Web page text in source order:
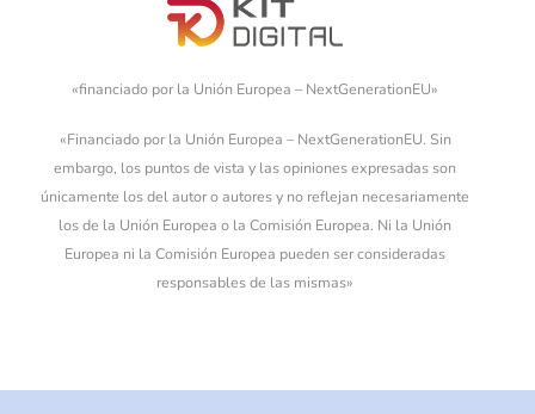
«financiado por la Unión Europea – NextGenerationEU»
«Financiado por la Unión Europea – NextGenerationEU. Sin
embargo, los puntos de vista y las opiniones expresadas son
únicamente los del autor o autores y no reflejan necesariamente
los de la Unión Europea o la Comisión Europea. Ni la Unión
Europea ni la Comisión Europea pueden ser consideradas
responsables de las mismas»